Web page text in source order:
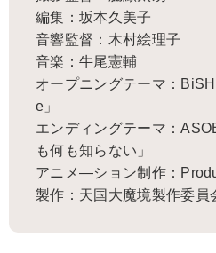
編集：坂本久美子
音響監督：木村絵理子
音楽：牛尾憲輔
オープニングテーマ：
e」
エンディングテーマ：
も何も知らない」
アニメ―ション制作：
製作：天国大魔境製作委員